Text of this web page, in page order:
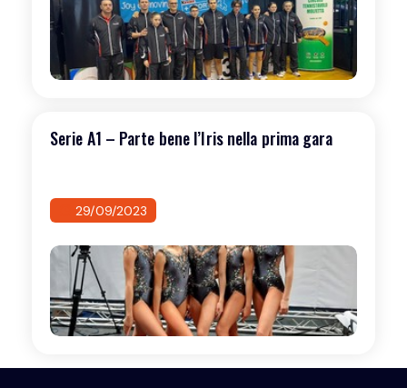
Serie A1 – Parte bene l’Iris nella prima gara
29/09/2023